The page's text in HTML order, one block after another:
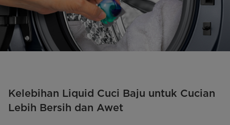
Kelebihan Liquid Cuci Baju untuk Cucian
Lebih Bersih dan Awet